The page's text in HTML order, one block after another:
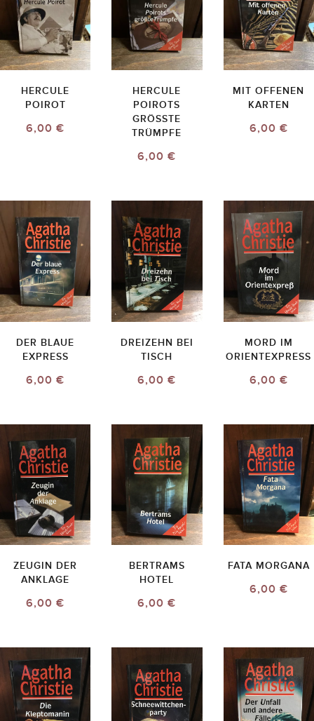
HERCULE
POIROT
6,00 €
HERCULE
POIROTS
GRÖSSTE T
RÜMPFE
6,00 €
MIT OFFENEN
KARTEN
6,00 €
DER BLAUE
EXPRESS
6,00 €
DREIZEHN BEI
TISCH
6,00 €
MORD IM
ORIENTEXPRESS
6,00 €
ZEUGIN DER
ANKLAGE
6,00 €
BERTRAMS
HOTEL
6,00 €
FATA MORGANA
6,00 €